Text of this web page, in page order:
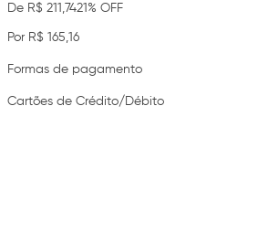
De R$ 211,7421% OFF
Por R$ 165,16
Formas de pagamento
Cartões de Crédito/Débito